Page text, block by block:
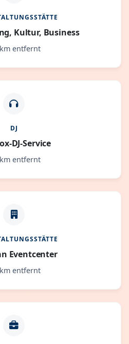
Kultur, Business
entfernt
DJ
DJ-Service
entfernt
Eventcenter
entfernt